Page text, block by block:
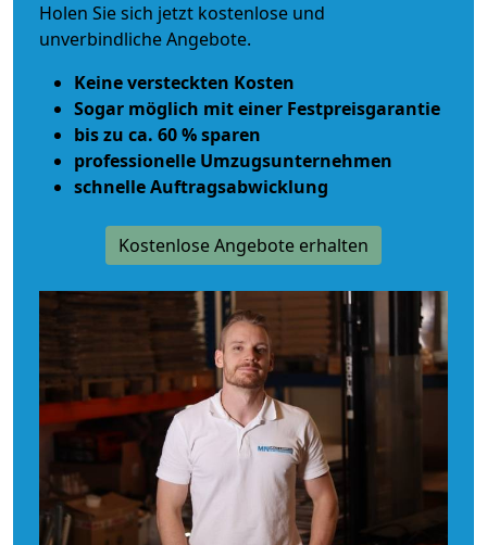
Holen Sie sich jetzt kostenlose und
unverbindliche Angebote.
Keine versteckten Kosten
Sogar möglich mit einer Festpreisgarantie
bis zu ca. 60 % sparen
professionelle Umzugsunternehmen
schnelle Auftragsabwicklung
Kostenlose Angebote erhalten